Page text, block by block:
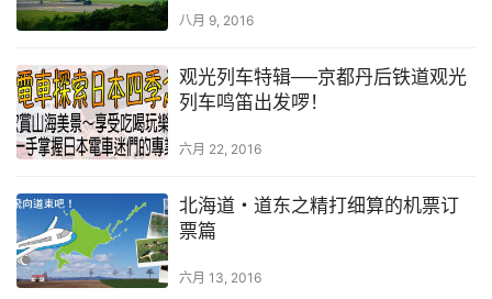
八月 9, 2016
观光列车特辑──京都丹后铁道观光
列车鸣笛出发啰！
六月 22, 2016
北海道・道东之精打细算的机票订
票篇
六月 13, 2016